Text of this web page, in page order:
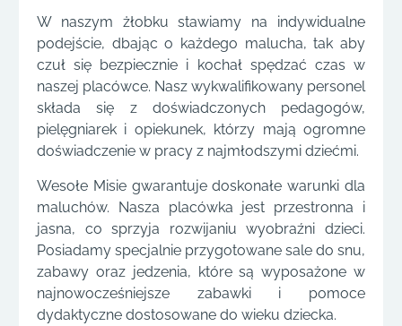
W naszym żłobku stawiamy na indywidualne
podejście, dbając o każdego malucha, tak aby
czuł się bezpiecznie i kochał spędzać czas w
naszej placówce. Nasz wykwalifikowany personel
składa się z doświadczonych pedagogów,
pielęgniarek i opiekunek, którzy mają ogromne
doświadczenie w pracy z najmłodszymi dziećmi.
Wesołe Misie gwarantuje doskonałe warunki dla
maluchów. Nasza placówka jest przestronna i
jasna, co sprzyja rozwijaniu wyobraźni dzieci.
Posiadamy specjalnie przygotowane sale do snu,
zabawy oraz jedzenia, które są wyposażone w
najnowocześniejsze zabawki i pomoce
dydaktyczne dostosowane do wieku dziecka.